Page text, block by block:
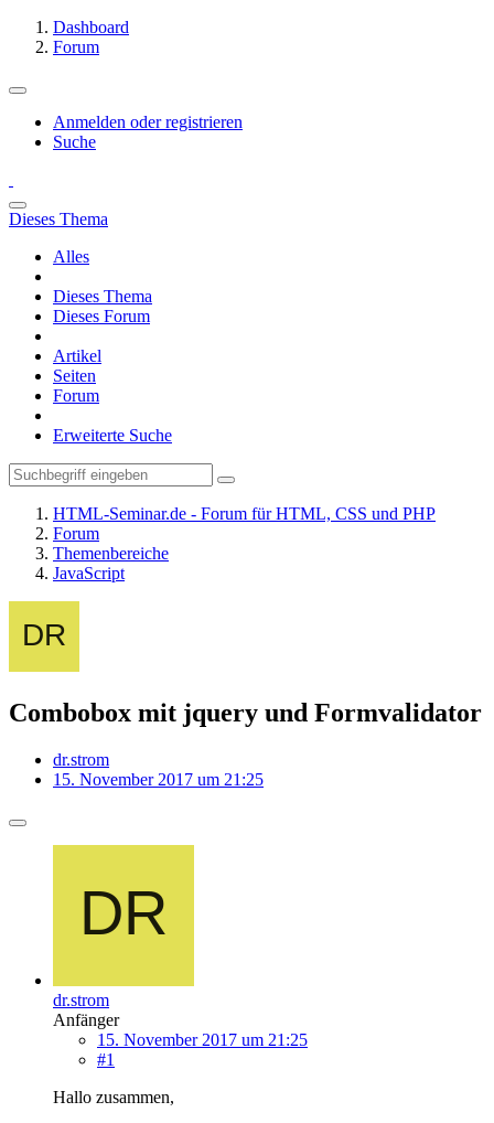
Dashboard
Forum
Anmelden oder registrieren
Suche
Dieses Thema
Alles
Dieses Thema
Dieses Forum
Artikel
Seiten
Forum
Erweiterte Suche
HTML-Seminar.de - Forum für HTML, CSS und PHP
Forum
Themenbereiche
JavaScript
Combobox mit jquery und Formvalidator
dr.strom
15. November 2017 um 21:25
dr.strom
Anfänger
15. November 2017 um 21:25
#1
Hallo zusammen,